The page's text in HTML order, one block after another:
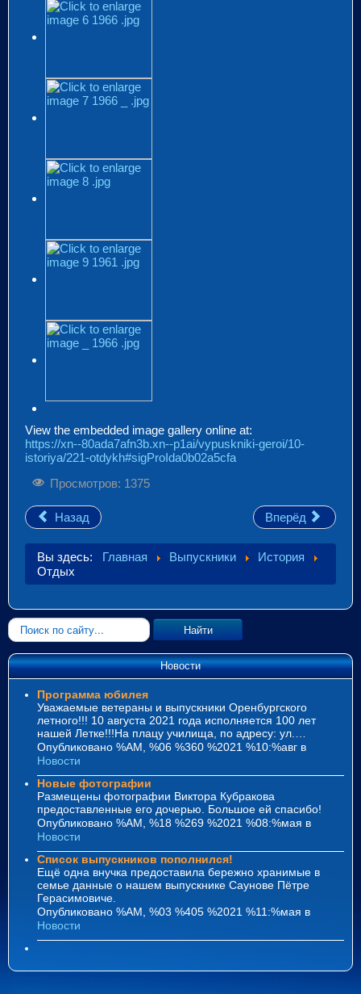
View the embedded image gallery online at:
https://xn--80ada7afn3b.xn--p1ai/vypuskniki-geroi/10-
istoriya/221-otdykh#sigProIda0b02a5cfa
Просмотров: 1375
Назад Вперёд
Вы здесь: Главная Выпускники
История
Отдых
Искать... Найти
Новости
Программа юбилея
Уважаемые ветераны и выпускники Оренбургского
летного!!! 10 августа 2021 года исполняется 100 лет
нашей Летке!!!На плацу училища, по адресу: ул.…
Опубликовано %AM, %06 %360 %2021 %10:%авг в
Новости
Новые фотографии
Размещены фотографии Виктора Кубракова
предоставленные его дочерью. Большое ей спасибо!
Опубликовано %AM, %18 %269 %2021 %08:%мая в
Новости
Список выпускников пополнился!
Ещё одна внучка предоставила бережно хранимые в
семье данные о нашем выпускнике Саунове Пётре
Герасимовиче.
Опубликовано %AM, %03 %405 %2021 %11:%мая в
Новости